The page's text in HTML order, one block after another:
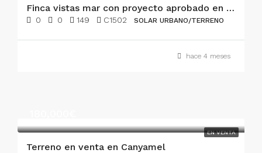
Finca vistas mar con proyecto aprobado en Santa Margalida
0 0 149 C1502 SOLAR URBANO/TERRENO
hace 4 meses
EN VENTA
Terreno en venta en Canyamel